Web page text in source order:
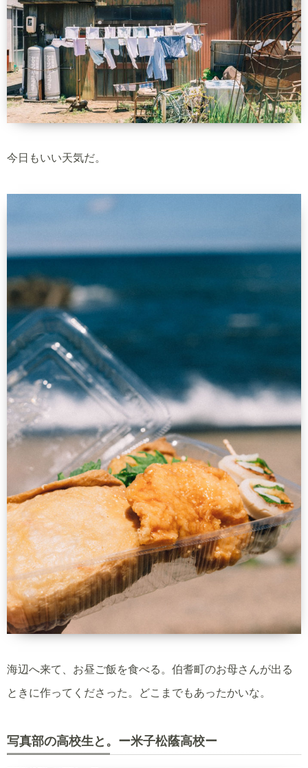
今日もいい天気だ。
海辺へ来て、お昼ご飯を食べる。伯耆町のお母さんが出る
ときに作ってくださった。どこまでもあったかいな。
写真部の高校生と。ー米子松蔭高校ー